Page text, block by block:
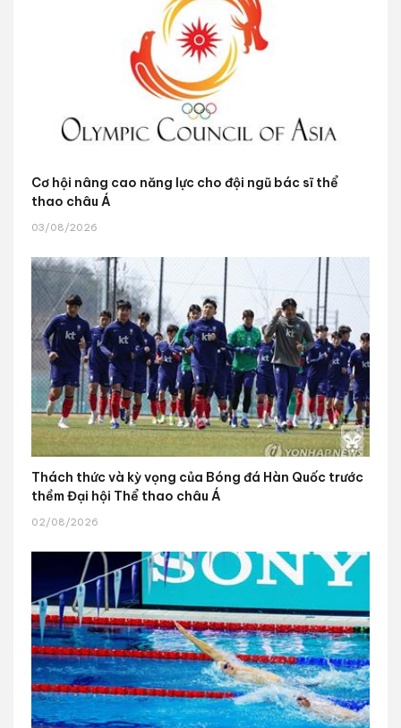
Cơ hội nâng cao năng lực cho đội ngũ bác sĩ thể
thao châu Á
03/08/2026
Thách thức và kỳ vọng của Bóng đá Hàn Quốc trước
thềm Đại hội Thể thao châu Á
02/08/2026